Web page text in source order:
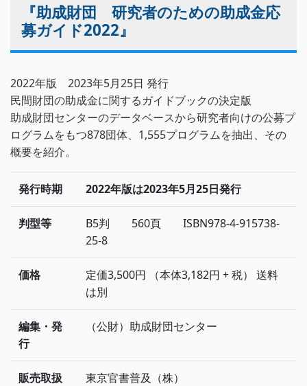
『助成財団 研究者のための助成金応
募ガイド2022』
2022年版 2023年5月25日 発行
民間財団の助成金に関するガイドブックの決定版
助成財団センターのデータベースから研究者向けの公募プ
ログラムをもつ878団体、1,555プログラムを抽出、その
概要を紹介。
発行時期 2022年版は2023年5月25日発行
判型等
B5判 560頁 ISBN978-4-915738-
25-8
価格
定価3,500円 （本体3,182円 + 税） 送料
は別
編集・発
行
（公財）助成財団センター
販売取扱
東京官書普及（株）